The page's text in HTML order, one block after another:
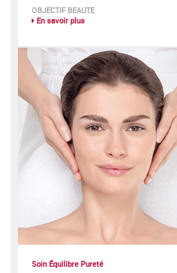
OBJECTIF BEAUTE
En savoir plus
Soin Équilibre Pureté